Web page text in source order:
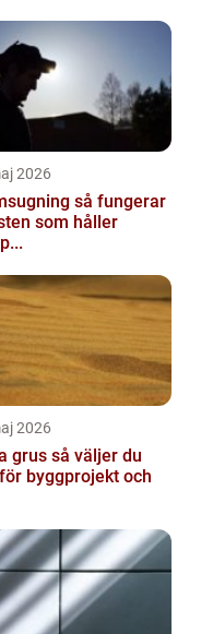
2026
så fungerar
som håller
2026
så väljer du
byggprojekt och